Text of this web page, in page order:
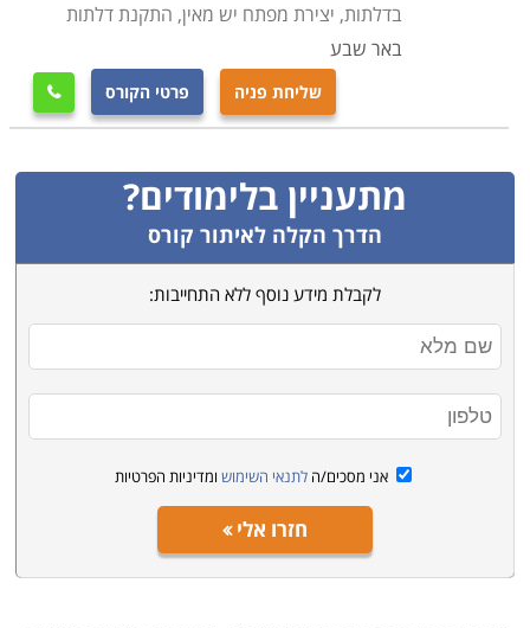
בדלתות, יצירת מפתח יש מאין, התקנת דלתות
באר שבע
שליחת פניה פרטי הקורס 
מתעניין בלימודים?
הדרך הקלה לאיתור קורס
לקבלת מידע נוסף ללא התחייבות:
אני מסכים/ה לתנאי השימוש ומדיניות הפרטיות
חזרו אלי